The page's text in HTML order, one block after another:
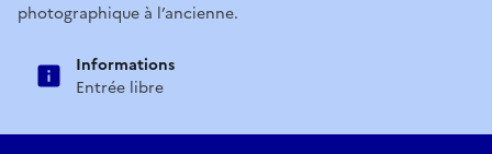
photographique à l’ancienne.
Informations
Entrée libre